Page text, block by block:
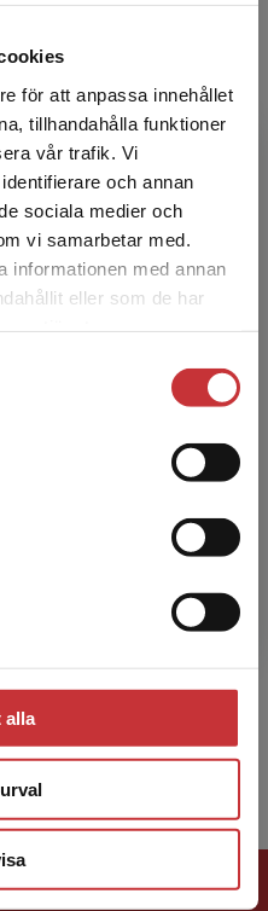
för att anpassa innehållet
tillhandahålla funktioner
vår trafik. Vi
och annan
sociala medier och
vi samarbetar med.
informationen med annan
eller som de har
alla
enhet utanför Sverige.
utanför Sverige. För
högskola och
Han har
...
- 20